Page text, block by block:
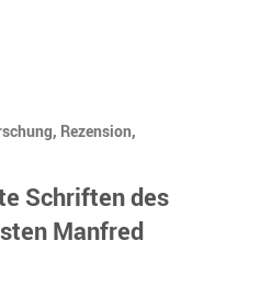
Rezension,
Schriften des
Manfred